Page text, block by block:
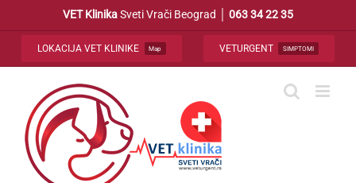
VET KlinikaSveti Vrači Beograd │ 063 34 22 35
LOKACIJA VET KLINIKE Map VETURGENT SIMPTOMI